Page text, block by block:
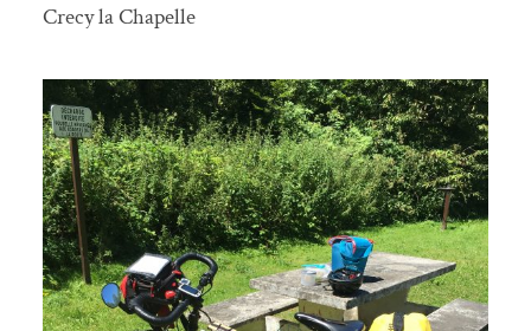
Crecy la Chapelle